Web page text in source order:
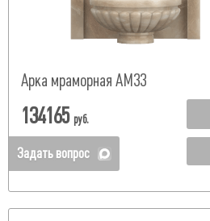
Арка мраморная АМ33
134165 руб.
Задать вопрос